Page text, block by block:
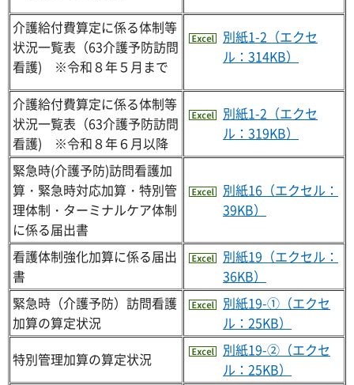
介護給付費算定に係る体制等
状況一覧表（63介護予防訪問
看護) ※令和８年５月まで
別紙1-2（エクセ
ル：314KB）
介護給付費算定に係る体制等
状況一覧表（63介護予防訪問
看護) ※令和８年６月以降
別紙1-2（エクセ
ル：319KB）
緊急時(介護予防)訪問看護加
算・緊急時対応加算・特別管
理体制・ターミナルケア体制
に係る届出書
別紙16（エクセル：
39KB）
看護体制強化加算に係る届出
書
別紙19（エクセル：
36KB）
緊急時（介護予防）訪問看護
加算の算定状況
別紙19-①（エクセ
ル：25KB）
特別管理加算の算定状況
別紙19-②（エクセ
ル：25KB）